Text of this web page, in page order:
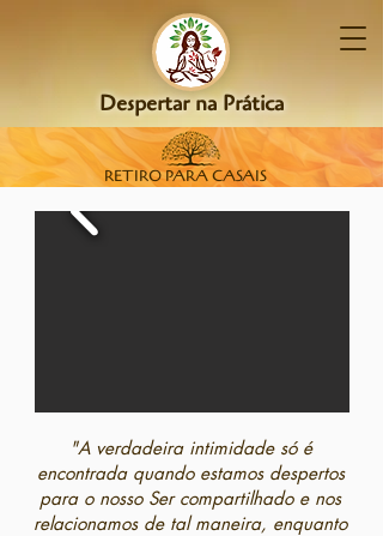
Despertar na Prática
RETIRO PARA CASAIS
"A verdadeira intimidade só é
encontrada quando estamos despertos
para o nosso Ser compartilhado e nos
relacionamos de tal maneira, enquanto